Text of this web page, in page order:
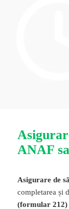
ANAF
Asigurare de
completarea și
(formular 212)